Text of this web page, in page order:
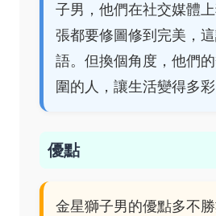
子男，他們在社交媒體
張都要修圖修到完美，
語。但換個角度，他們
圍的人，讓生活變得多彩
優點
金星獅子男的優點多不